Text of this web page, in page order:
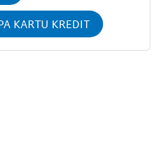
KARTU KREDIT